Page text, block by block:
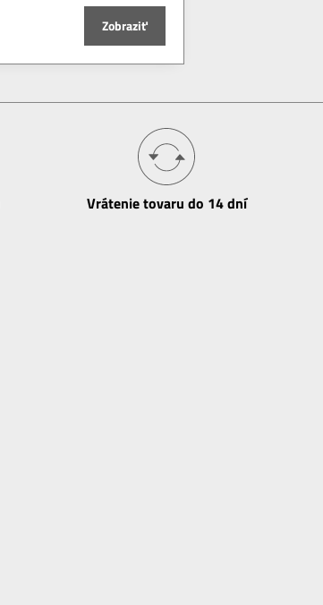
Zobraziť
Vrátenie tovaru do 14 dní